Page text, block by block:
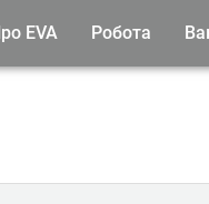
EVA Робота